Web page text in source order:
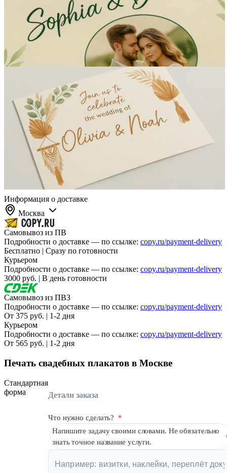
Информация о доставке
Москва
Самовывоз из ПВ
Подробности о доставке — по ссылке: copy.ru/payment-delivery
Бесплатно | Сразу по готовности
Курьером
Подробности о доставке — по ссылке: copy.ru/payment-delivery
3000 руб. | В день готовности
Самовывоз из ПВЗ
Подробности о доставке — по ссылке: copy.ru/payment-delivery
От 375 руб. | 1-2 дня
Курьером
Подробности о доставке — по ссылке: copy.ru/payment-delivery
От 565 руб. | 1-2 дня
Печать свадебных плакатов в Москве
Стандартная
форма
Детали заказа
Что нужно сделать?
*
Напишите задачу своими словами. Не обязательно
знать точное название услуги.